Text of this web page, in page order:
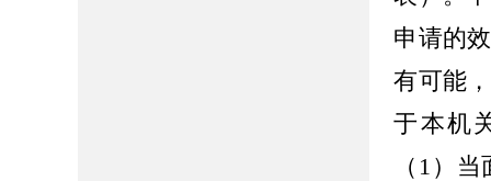
申请的
有可能
于本机
（1）